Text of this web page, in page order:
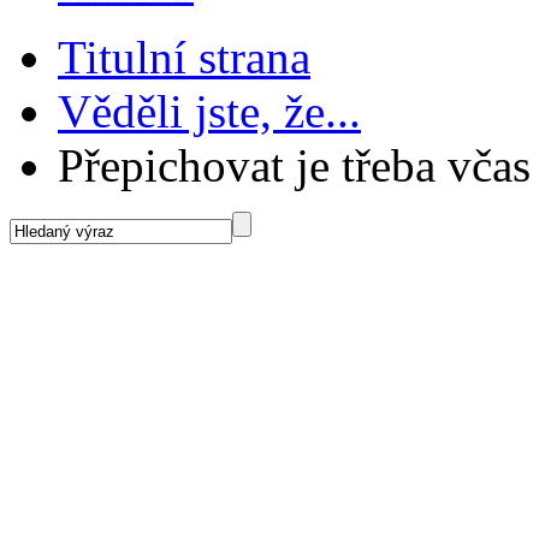
Titulní strana
Věděli jste, že...
Přepichovat je třeba včas